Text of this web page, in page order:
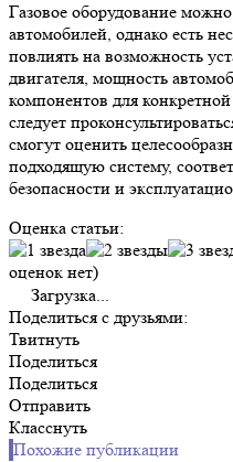
Газовое оборудование
автомобилей, однако есть
повлиять на возможность
двигателя, мощность
компонентов для
следует
смогут оценить
подходящую систему,
безопасности и
Оценка статьи:
оценок нет)
Загрузка...
Поделиться с друзьями:
Твитнуть
Поделиться
Поделиться
Отправить
Класснуть
Похожие публикации